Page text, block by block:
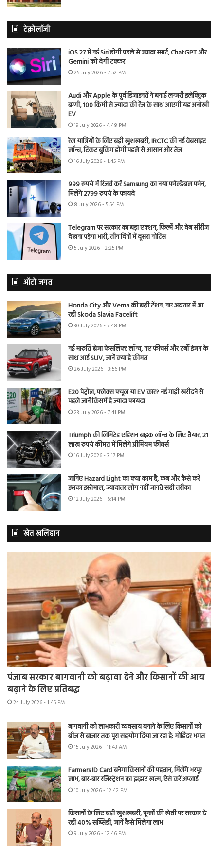
टेक्नोलॉजी
iOS 27 में नई Siri होगी पहले से ज्यादा स्मार्ट, ChatGPT और
Gemini को देगी टक्कर
25 July 2026 - 7:52 PM
Audi और Apple के पूर्व डिजाइनरों ने बनाई लग्जरी इलेक्ट्रिक
बग्गी, 100 किमी से ज्यादा की रेंज के साथ आएगी यह अनोखी
EV
19 July 2026 - 4:48 PM
रेल यात्रियों के लिए बड़ी खुशखबरी, IRCTC की नई वेबसाइट
लॉन्च, टिकट बुकिंग होगी पहले से आसान और तेज
16 July 2026 - 1:45 PM
999 रुपये में रिजर्व करें Samsung का नया फोल्डेबल फोन,
मिलेंगे 2799 रुपये के फायदे
8 July 2026 - 5:54 PM
Telegram पर सरकार का बड़ा एक्शन, फिल्में और वेब सीरीज
देखना पड़ेगा भारी, तीन दिनों में दूसरा नोटिस
5 July 2026 - 2:25 PM
ऑटो जगत
Honda City और Verna की बढ़ी टेंशन, नए अवतार में आ
रही Skoda Slavia Facelift
30 July 2026 - 7:48 PM
नई मारुति ब्रेजा फेसलिफ्ट लॉन्च, नए फीचर्स और टर्बो इंजन के
साथ आई SUV, जानें क्या है कीमत
26 July 2026 - 3:56 PM
E20 पेट्रोल, फ्लेक्स फ्यूल या EV कार? नई गाड़ी खरीदने से
पहले जानें किसमें है ज्यादा फायदा
23 July 2026 - 7:41 PM
Triumph की लिमिटेड एडिशन बाइक लॉन्च के लिए तैयार, 21
लाख रुपये कीमत में मिलेंगे प्रीमियम फीचर्स
16 July 2026 - 3:17 PM
जानिए Hazard Light का क्या काम है, कब और कैसे करें
इसका इस्तेमाल, ज्यादातर लोग नहीं जानते सही तरीका
12 July 2026 - 6:14 PM
खेत खलिहान
पंजाब सरकार बागवानी को बढ़ावा देने और किसानों की आय
बढ़ाने के लिए प्रतिबद्ध
24 July 2026 - 1:45 PM
बागवानी को लाभकारी व्यवसाय बनाने के लिए किसानों को
बीज से बाजार तक पूरा सहयोग दिया जा रहा है: मोहिंदर भगत
15 July 2026 - 11:43 AM
Farmers ID Card बनेगा किसानों की पहचान, मिलेंगे भरपूर
लाभ, बार-बार रजिस्ट्रेशन का झंझट खत्म, ऐसे करें अप्लाई
10 July 2026 - 12:42 PM
किसानों के लिए बड़ी खुशखबरी, फूलों की खेती पर सरकार दे
रही 40% सब्सिडी, जानें कैसे मिलेगा लाभ
9 July 2026 - 12:46 PM